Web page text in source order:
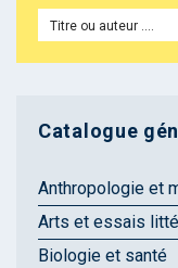
Catalogue
Anthropologie et
Arts et essais
Biologie et santé